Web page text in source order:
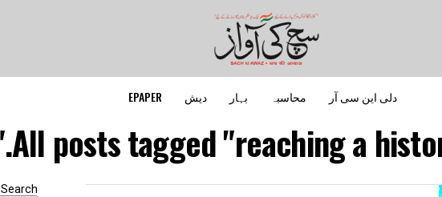
دلی این سی آر محاسبہ بہار دیش EPAPER
All posts tagged "reaching a
Search